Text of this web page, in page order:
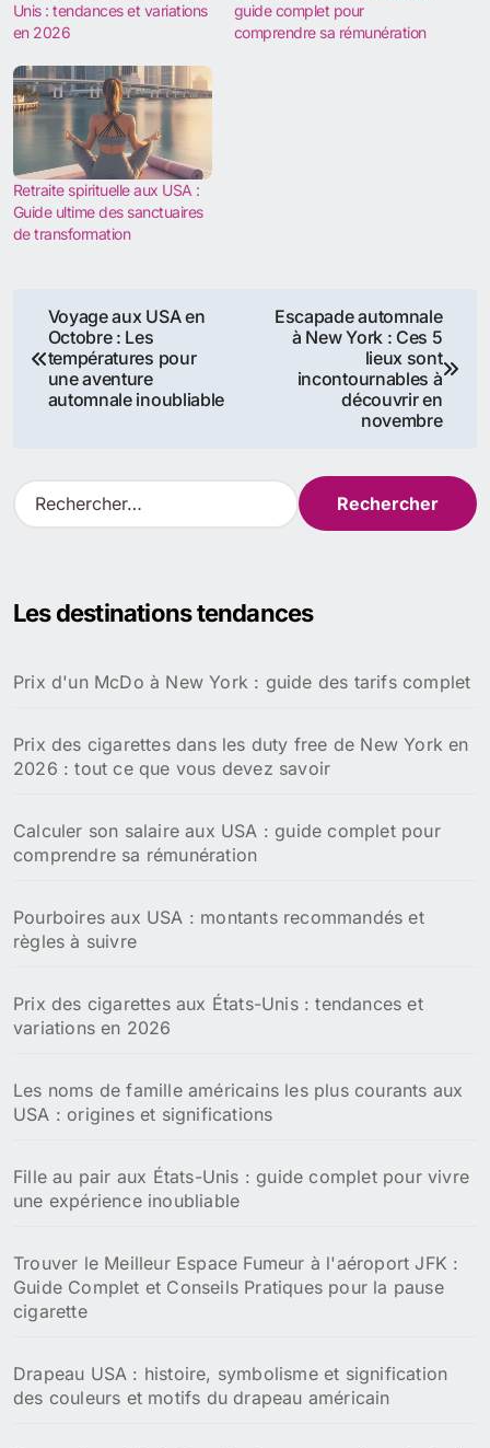
Unis : tendances et variations
en 2026
guide complet pour
comprendre sa rémunération
Retraite spirituelle aux USA :
Guide ultime des sanctuaires
de transformation
Navigation
de
l’article
Voyage aux USA en
Octobre : Les
températures pour
une aventure
automnale inoubliable
Escapade automnale
à New York : Ces 5
lieux sont
incontournables à
découvrir en
novembre
R
e
r
e
:
Les destinations tendances
Prix d'un McDo à New York : guide des tarifs complet
Prix des cigarettes dans les duty free de New York en
2026 : tout ce que vous devez savoir
Calculer son salaire aux USA : guide complet pour
comprendre sa rémunération
Pourboires aux USA : montants recommandés et
règles à suivre
Prix des cigarettes aux États-Unis : tendances et
variations en 2026
Les noms de famille américains les plus courants aux
USA : origines et significations
Fille au pair aux États-Unis : guide complet pour vivre
une expérience inoubliable
Trouver le Meilleur Espace Fumeur à l'aéroport JFK :
Guide Complet et Conseils Pratiques pour la pause
cigarette
Drapeau USA : histoire, symbolisme et signification
des couleurs et motifs du drapeau américain